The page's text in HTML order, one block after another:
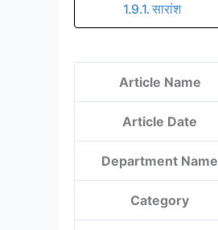
सारांश
Article Name
Article Date
Department Name
Category